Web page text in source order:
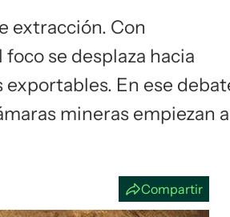
extracción. Con
se desplaza hacia
En ese
mineras empiezan a
Compartir